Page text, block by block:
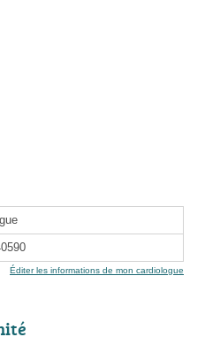
Éditer les informations de mon cardiologue